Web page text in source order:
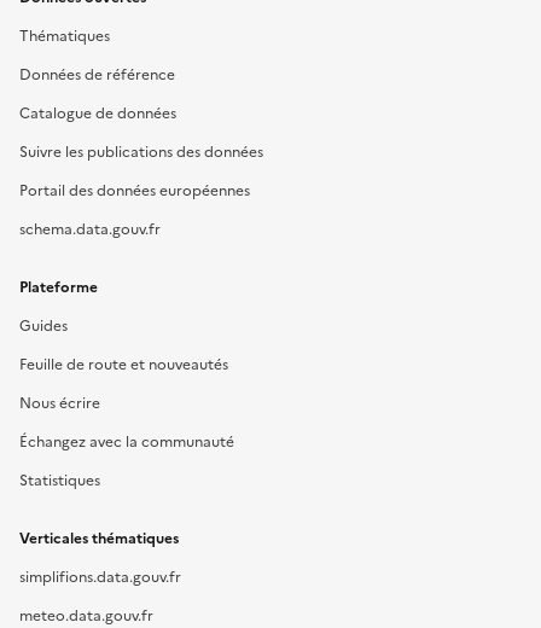
Thématiques
Données de référence
Catalogue de données
Suivre les publications des données
Portail des données européennes
schema.data.gouv.fr
Plateforme
Guides
Feuille de route et nouveautés
Nous écrire
Échangez avec la communauté
Statistiques
Verticales thématiques
simplifions.data.gouv.fr
meteo.data.gouv.fr